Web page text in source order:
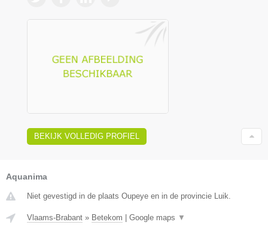
BEKIJK VOLLEDIG PROFIEL
Aquanima
Niet gevestigd in de plaats Oupeye en in de provincie Luik.
Vlaams-Brabant » Betekom Google maps ▼